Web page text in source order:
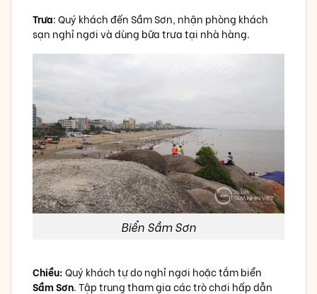
Trưa: Quý khách đến Sầm Sơn, nhận phòng khách
sạn nghỉ ngơi và dùng bữa trưa tại nhà hàng.
Biển Sầm Sơn
Chiều:Quý khách tự do nghỉ ngơi hoặc tắm biển
Sầm Sơn. Tập trung tham gia các trò chơi hấp dẫn